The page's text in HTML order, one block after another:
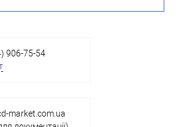
906-75-54
market.com.ua